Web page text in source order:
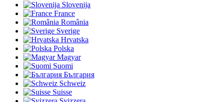
Slovenija
France
România
Sverige
Hrvatska
Polska
Magyar
Suomi
България
Schweiz
Suisse